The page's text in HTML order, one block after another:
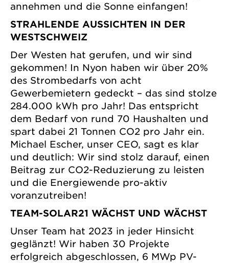
annehmen und die Sonne einfangen!
STRAHLENDE AUSSICHTEN IN DER
WESTSCHWEIZ
Der Westen hat gerufen, und wir sind
gekommen! In Nyon haben wir über 20%
des Strombedarfs von acht
Gewerbemietern gedeckt – das sind stolze
284.000 kWh pro Jahr! Das entspricht
dem Bedarf von rund 70 Haushalten und
spart dabei 21 Tonnen CO2 pro Jahr ein.
Michael Escher, unser CEO, sagt es klar
und deutlich: Wir sind stolz darauf, einen
Beitrag zur CO2-Reduzierung zu leisten
und die Energiewende pro-aktiv
voranzutreiben!
TEAM-SOLAR21 WÄCHST UND WÄCHST
Unser Team hat 2023 in jeder Hinsicht
geglänzt! Wir haben 30 Projekte
erfolgreich abgeschlossen, 6 MWp PV-